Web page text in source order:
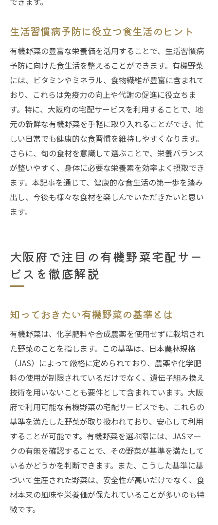
生活習慣病予防に役立つ食生活のヒント
有機野菜の豊富な栄養価を活用することで、生活習慣病
予防に向けた食生活を整えることができます。有機野菜
には、ビタミンやミネラル、食物繊維が豊富に含まれて
おり、これらは免疫力の向上や代謝の促進に役立ちま
す。特に、大阪府の宅配サービスを利用することで、地
元の新鮮な有機野菜を手軽に取り入れることができ、忙
しい日常でも健康的な食習慣を維持しやすくなります。
さらに、旬の食材を意識して選ぶことで、栄養バランス
が整いやすく、身体に必要な栄養素を効率よく摂取でき
ます。本記事を通じて、健康的な食生活の第一歩を踏み
出し、今後も様々な食材を楽しんでいただきたいと思い
ます。
大阪府で注目の有機野菜宅配サー
ビスを徹底解説
知っておきたい有機野菜の基準とは
有機野菜は、化学肥料や合成農薬を使用せずに栽培され
た野菜のことを指します。この基準は、日本農林規格
（JAS）によって厳格に定められており、農薬や化学肥
料の使用が制限されているだけでなく、遺伝子組み換え
技術を用いないことも要件として含まれています。大阪
府で利用可能な有機野菜の宅配サービスでも、これらの
基準を満たした野菜が取り扱われており、安心して利用
することが可能です。有機野菜を選ぶ際には、JASマー
クの有無を確認することで、その野菜が基準を満たして
いるかどうかを判断できます。また、こうした基準に基
づいて生産された野菜は、安全性が高いだけでなく、食
材本来の風味や栄養価が保たれていることが多いのも特
徴です。